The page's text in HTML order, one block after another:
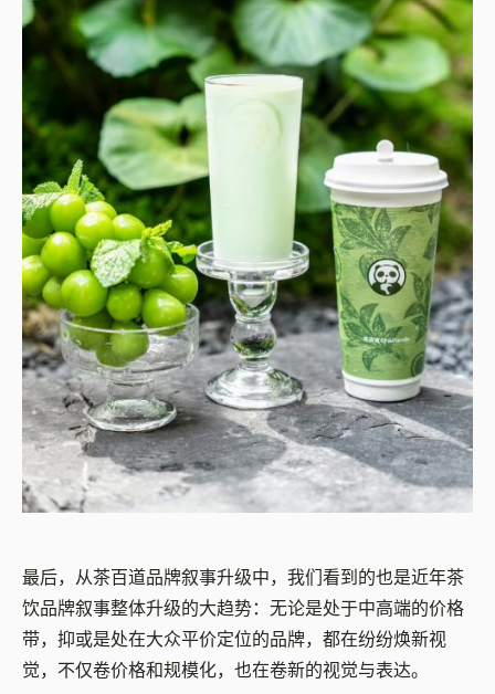
最后，从茶百道品牌叙事升级中，我们看到的也是近年茶
饮品牌叙事整体升级的大趋势：无论是处于中高端的价格
带，抑或是处在大众平价定位的品牌，都在纷纷焕新视
觉，不仅卷价格和规模化，也在卷新的视觉与表达。